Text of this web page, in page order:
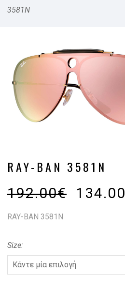
3581N
RAY-BAN 3581N
192.00€ 134.00
RAY-BAN 3581N
Size